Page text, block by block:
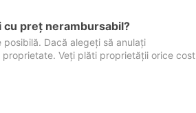
cu preţ nerambursabil?
Dacă alegeți să anulați
Veți plăti proprietății orice cost